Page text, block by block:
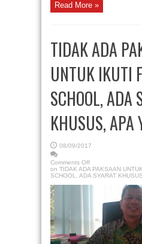
Read More »
TIDAK ADA
UNTUK IKUTI
SCHOOL, ADA
KHUSUS, APA
08/09/2017
Comments Off
on TIDAK ADA PAKSAAN
SCHOOL, ADA SYARAT